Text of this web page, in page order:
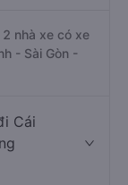
nhà xe có xe
- Sài Gòn -
Cái